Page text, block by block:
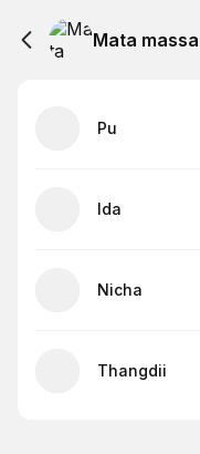
Mata
Pu
Ida
Nicha
Thangdii